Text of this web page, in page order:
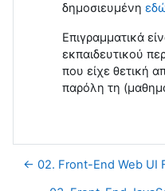
δημοσιευμένη
Επιγραμματικά
εκπαιδευτικού
που είχε θετική
παρόλη τη
← 02. Front-End Web UI